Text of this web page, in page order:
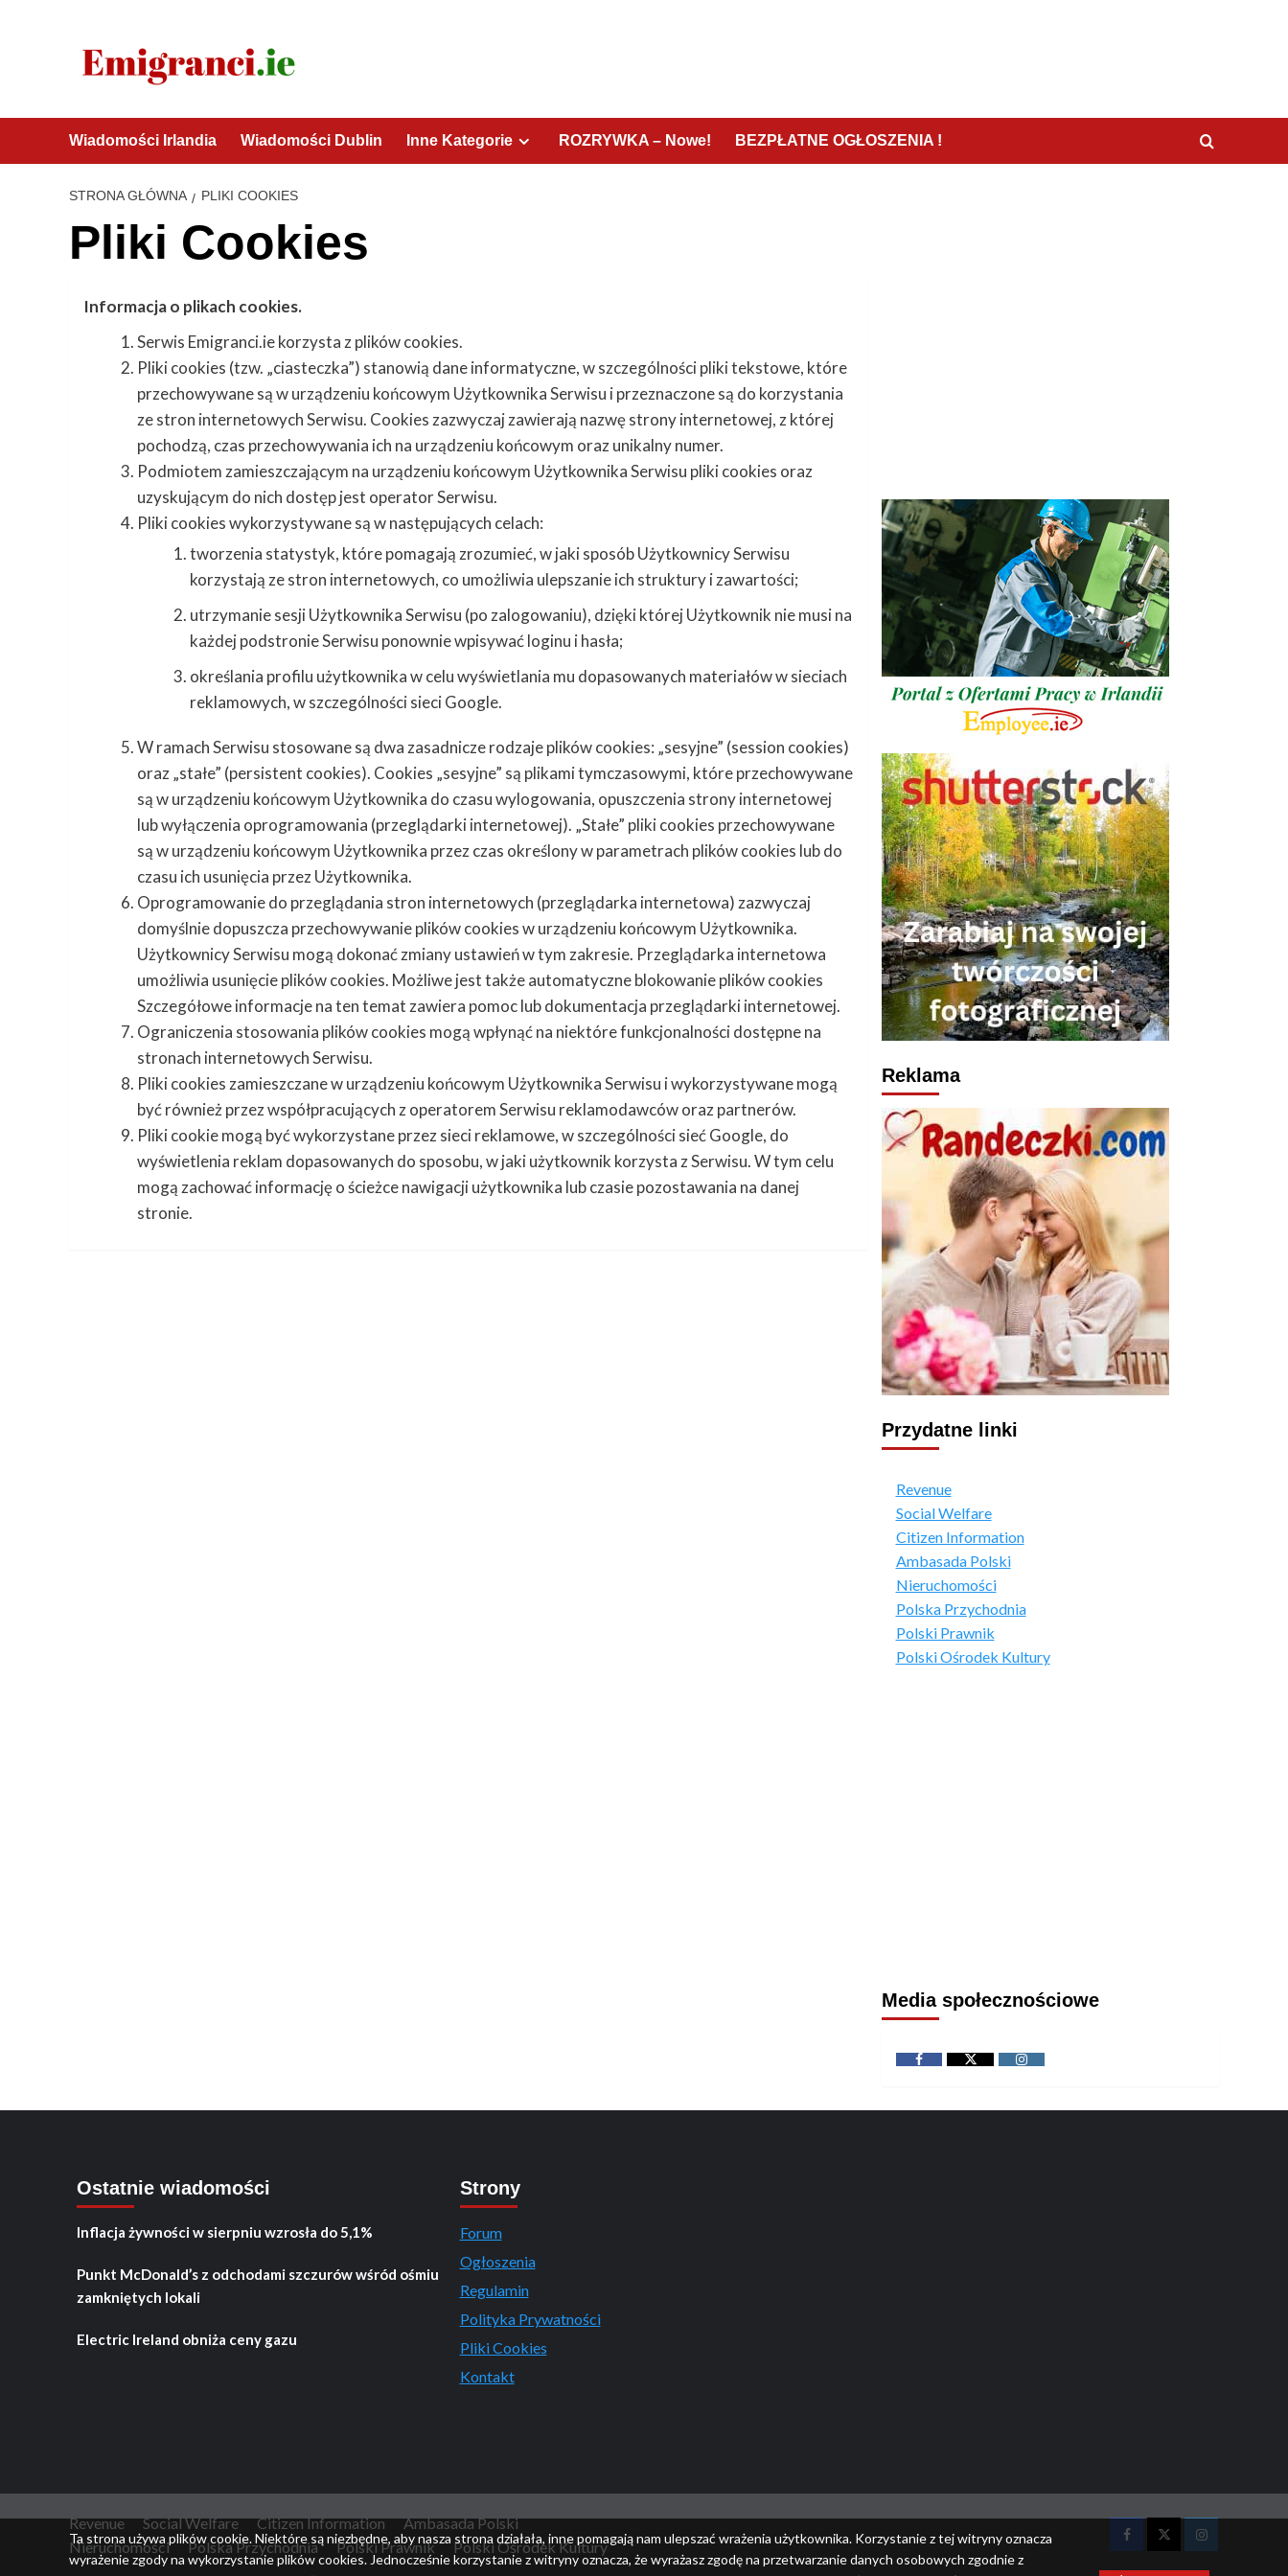
Wiadomości Irlandia Wiadomości Dublin Inne Kategorie ROZRYWKA – Nowe! BEZPŁATNE OGŁOSZENIA !
STRONA GŁÓWNA PLIKI COOKIES
Pliki Cookies
Informacja o plikach cookies.
Serwis Emigranci.ie korzysta z plików cookies.
Pliki cookies (tzw. „ciasteczka”) stanowią dane informatyczne, w szczególności pliki tekstowe, które
przechowywane są w urządzeniu końcowym Użytkownika Serwisu i przeznaczone są do korzystania
ze stron internetowych Serwisu. Cookies zazwyczaj zawierają nazwę strony internetowej, z której
pochodzą, czas przechowywania ich na urządzeniu końcowym oraz unikalny numer.
Podmiotem zamieszczającym na urządzeniu końcowym Użytkownika Serwisu pliki cookies oraz
uzyskującym do nich dostęp jest operator Serwisu.
Pliki cookies wykorzystywane są w następujących celach:
tworzenia statystyk, które pomagają zrozumieć, w jaki sposób Użytkownicy Serwisu
korzystają ze stron internetowych, co umożliwia ulepszanie ich struktury i zawartości;
utrzymanie sesji Użytkownika Serwisu (po zalogowaniu), dzięki której Użytkownik nie musi na
każdej podstronie Serwisu ponownie wpisywać loginu i hasła;
określania profilu użytkownika w celu wyświetlania mu dopasowanych materiałów w sieciach
reklamowych, w szczególności sieci Google.
W ramach Serwisu stosowane są dwa zasadnicze rodzaje plików cookies: „sesyjne” (session cookies)
oraz „stałe” (persistent cookies). Cookies „sesyjne” są plikami tymczasowymi, które przechowywane
są w urządzeniu końcowym Użytkownika do czasu wylogowania, opuszczenia strony internetowej
lub wyłączenia oprogramowania (przeglądarki internetowej). „Stałe” pliki cookies przechowywane
są w urządzeniu końcowym Użytkownika przez czas określony w parametrach plików cookies lub do
czasu ich usunięcia przez Użytkownika.
Oprogramowanie do przeglądania stron internetowych (przeglądarka internetowa) zazwyczaj
domyślnie dopuszcza przechowywanie plików cookies w urządzeniu końcowym Użytkownika.
Użytkownicy Serwisu mogą dokonać zmiany ustawień w tym zakresie. Przeglądarka internetowa
umożliwia usunięcie plików cookies. Możliwe jest także automatyczne blokowanie plików cookies
Szczegółowe informacje na ten temat zawiera pomoc lub dokumentacja przeglądarki internetowej.
Ograniczenia stosowania plików cookies mogą wpłynąć na niektóre funkcjonalności dostępne na
stronach internetowych Serwisu.
Pliki cookies zamieszczane w urządzeniu końcowym Użytkownika Serwisu i wykorzystywane mogą
być również przez współpracujących z operatorem Serwisu reklamodawców oraz partnerów.
Pliki cookie mogą być wykorzystane przez sieci reklamowe, w szczególności sieć Google, do
wyświetlenia reklam dopasowanych do sposobu, w jaki użytkownik korzysta z Serwisu. W tym celu
mogą zachować informację o ścieżce nawigacji użytkownika lub czasie pozostawania na danej
stronie.
Reklama
Przydatne linki
Revenue
Social Welfare
Citizen Information
Ambasada Polski
Nieruchomości
Polska Przychodnia
Polski Prawnik
Polski Ośrodek Kultury
Media społecznościowe
FacebookTwitter Instagram
Ostatnie wiadomości
Inflacja żywności w sierpniu wzrosła do 5,1%
Punkt McDonald’s z odchodami szczurów wśród ośmiu
zamkniętych lokali
Electric Ireland obniża ceny gazu
Strony
Forum
Ogłoszenia
Regulamin
Polityka Prywatności
Pliki Cookies
Kontakt
Revenue Social Welfare Citizen Information
Ambasada Polski
Nieruchomości
Polska Przychodnia Polski Prawnik Polski Ośrodek Kultury FacebookTwitterInstagram
Ta strona używa plików cookie. Niektóre są niezbędne, aby nasza strona działała, inne pomagają nam ulepszać wrażenia użytkownika. Korzystanie z tej witryny oznacza
wyrażenie zgody na wykorzystanie plików cookies. Jednocześnie korzystanie z witryny oznacza, że wyrażasz zgodę na przetwarzanie danych osobowych zgodnie z